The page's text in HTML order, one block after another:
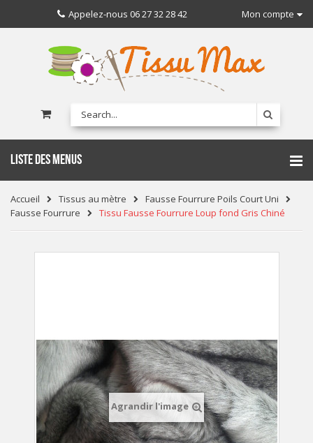
Mon compte
Appelez-nous 06 27 32 28 42
LISTE DES MENUS
Accueil Tissus au mètre
Fausse Fourrure Poils Court Uni
Fausse Fourrure
Tissu Fausse Fourrure Loup fond Gris Chiné
Agrandir l'image